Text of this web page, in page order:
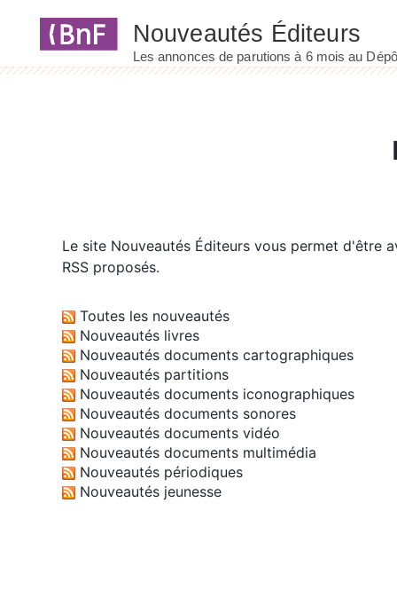
Le site Nouveautés Éditeurs vous permet d'être
RSS proposés.
Toutes les nouveautés
Nouveautés livres
Nouveautés documents cartographiques
Nouveautés partitions
Nouveautés documents iconographiques
Nouveautés documents sonores
Nouveautés documents vidéo
Nouveautés documents multimédia
Nouveautés périodiques
Nouveautés jeunesse